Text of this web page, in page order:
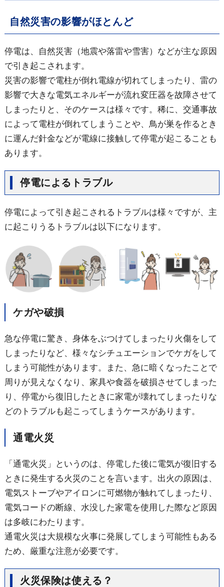
自然災害の影響がほとんど
停電は、自然災害（地震や落雷や雪害）などが主な原因
で引き起こされます。
災害の影響で電柱が倒れ電線が切れてしまったり、雷の
影響で大きな電気エネルギーが流れ変圧器を故障させて
しまったりと、そのケースは様々です。稀に、交通事故
によって電柱が倒れてしまうことや、鳥が巣を作るとき
に運んだ針金などが電線に接触して停電が起こることも
あります。
停電によるトラブル
停電によって引き起こされるトラブルは様々ですが、主
に起こりうるトラブルは以下になります。
ケガや破損
急な停電に驚き、身体をぶつけてしまったり火傷をして
しまったりなど、様々なシチュエーションでケガをして
しまう可能性があります。また、急に暗くなったことで
周りが見えなくなり、家具や食器を破損させてしまった
り、停電から復旧したときに家電が壊れてしまったりな
どのトラブルも起こってしまうケースがあります。
通電火災
「通電火災」というのは、停電した後に電気が復旧する
ときに発生する火災のことを言います。出火の原因は、
電気ストーブやアイロンに可燃物が触れてしまったり、
電気コードの断線、水没した家電を使用した際など原因
は多岐にわたります。
通電火災は大規模な火事に発展してしまう可能性もある
ため、厳重な注意が必要です。
火災保険は使える？